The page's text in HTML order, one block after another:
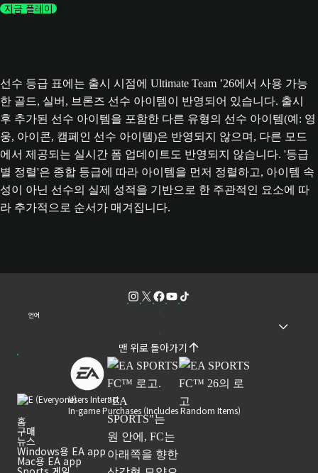
지금 플레이
선수 등급 표에는 출시 시점에 Ultimate Team ’26에서 사용 가능
한 골드, 실버, 브론즈 선수 아이템이 반영되어 있습니다. 출시
후 추가된 선수 아이템을 포함한 다른 유형의 선수 아이템(예: 영
웅, 아이콘, 캠페인 선수 아이템)은 반영되지 않으며, 다른 모드
에서 제공되는 실시간 폼 업데이트도 반영되지 않습니다. '등급
별 정렬'은 종합 등급에 따라 아이템을 먼저 정렬하고, 아이템 속
성이 아닌 선수의 실제 성적을 기반으로 한 주관적인 요소에 따
라 추가적으로 순서가 매겨집니다.
언어
맨 위로 돌아가기
Users Interact
In-game Purchases (Includes Random Items)
홈
구매
뉴스
Windows용 EA app
Mac용 EA app